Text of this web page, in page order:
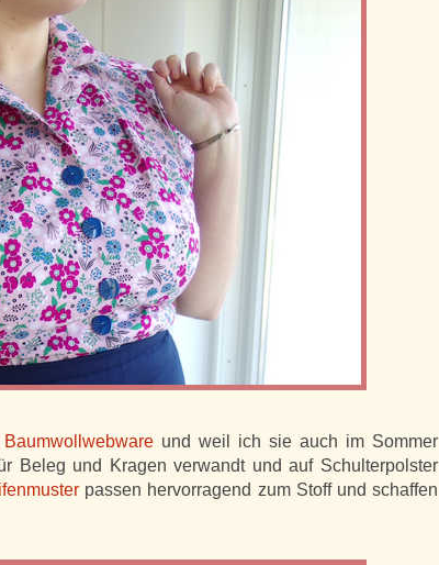
Baumwollwebware und weil ich sie auch im Sommer
Beleg und Kragen verwandt und auf Schulterpolster
passen hervorragend zum Stoff und schaffen